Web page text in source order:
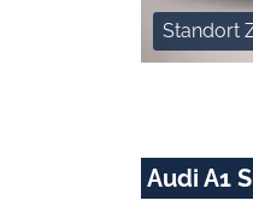
Standort
Audi A1